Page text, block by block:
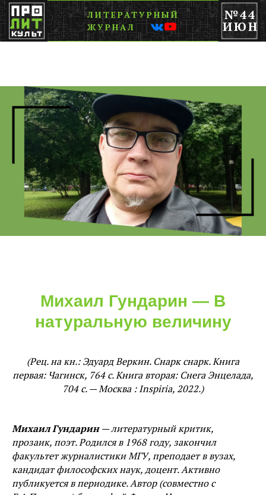
ЛИТЕРАТУРНЫЙ
ЖУРНАЛ
№44
ИЮН
Михаил Гундарин — В
натуральную величину
(Рец. на кн.: Эдуард Веркин. Снарк снарк. Книга
первая: Чагинск, 764 с. Книга вторая: Снега Энцелада,
704 с. — Москва : Inspiria, 2022.)
Михаил Гундарин— литературный критик,
прозаик, поэт. Родился в 1968 году, закончил
факультет журналистики МГУ, преподает в вузах,
кандидат философских наук, доцент. Активно
публикуется в периодике. Автор (совместно с